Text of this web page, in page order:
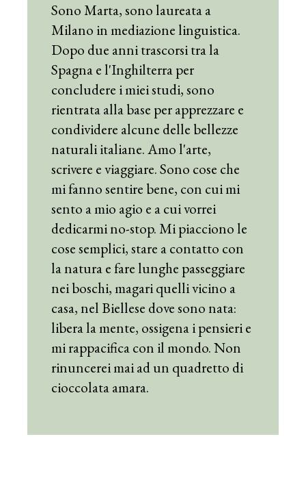
Sono Marta, sono laureata a
Milano in mediazione linguistica.
Dopo due anni trascorsi tra la
Spagna e l'Inghilterra per
concludere i miei studi, sono
rientrata alla base per apprezzare e
condividere alcune delle bellezze
naturali italiane. Amo l'arte,
scrivere e viaggiare. Sono cose che
mi fanno sentire bene, con cui mi
sento a mio agio e a cui vorrei
dedicarmi no-stop. Mi piacciono le
cose semplici, stare a contatto con
la natura e fare lunghe passeggiare
nei boschi, magari quelli vicino a
casa, nel Biellese dove sono nata:
libera la mente, ossigena i pensieri e
mi rappacifica con il mondo. Non
rinuncerei mai ad un quadretto di
cioccolata amara.